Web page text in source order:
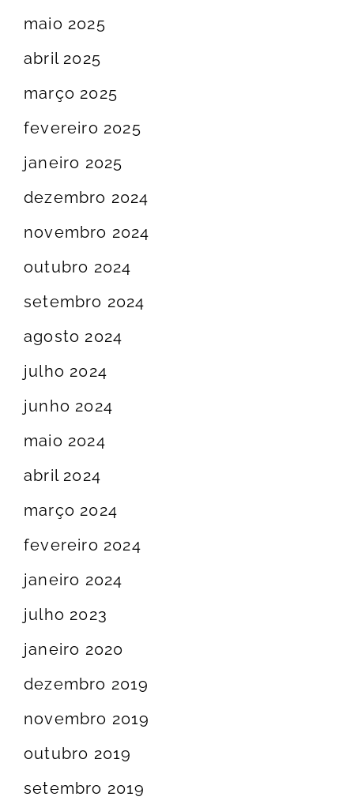
maio 2025
abril 2025
março 2025
fevereiro 2025
janeiro 2025
dezembro 2024
novembro 2024
outubro 2024
setembro 2024
agosto 2024
julho 2024
junho 2024
maio 2024
abril 2024
março 2024
fevereiro 2024
janeiro 2024
julho 2023
janeiro 2020
dezembro 2019
novembro 2019
outubro 2019
setembro 2019